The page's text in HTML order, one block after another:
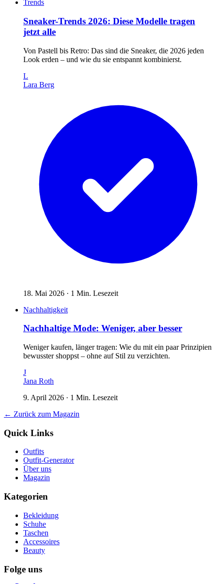
Trends
Sneaker-Trends 2026: Diese Modelle tragen
jetzt alle
Von Pastell bis Retro: Das sind die Sneaker, die 2026 jeden
Look erden – und wie du sie entspannt kombinierst.
L
Lara Berg
18. Mai 2026 · 1 Min. Lesezeit
Nachhaltigkeit
Nachhaltige Mode: Weniger, aber besser
Weniger kaufen, länger tragen: Wie du mit ein paar Prinzipien
bewusster shoppst – ohne auf Stil zu verzichten.
J
Jana Roth
9. April 2026 · 1 Min. Lesezeit
← Zurück zum Magazin
Quick Links
Outfits
Outfit-Generator
Über uns
Magazin
Kategorien
Bekleidung
Schuhe
Taschen
Accessoires
Beauty
Folge uns